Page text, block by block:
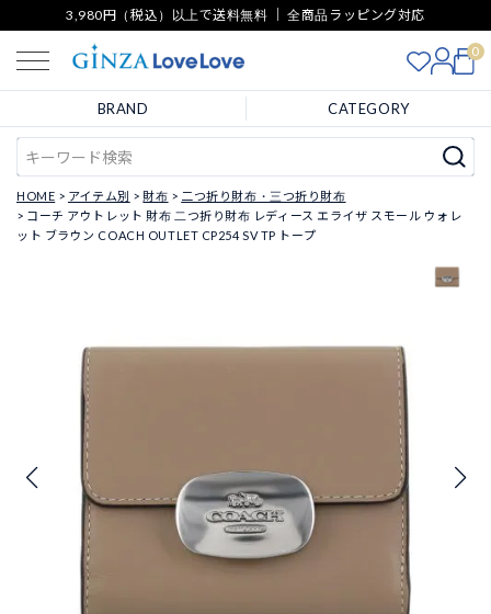
3,980円（税込）以上で送料無料 ｜ 全商品ラッピング対応
0
BRAND CATEGORY
HOME アイテム別 財布
二つ折り財布・三つ折り財布
コーチ アウトレット 財布 二つ折り財布 レディース エライザ スモール ウォレ
ット ブラウン COACH OUTLET CP254 SV TP トープ